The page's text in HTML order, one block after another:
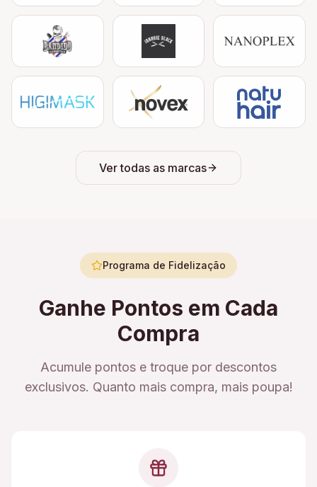
Ver todas as marcas
Programa de Fidelização
Ganhe Pontos em Cada
Compra
Acumule pontos e troque por descontos
exclusivos. Quanto mais compra, mais poupa!